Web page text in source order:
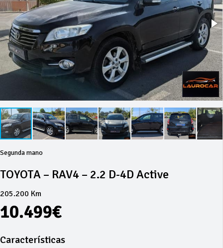
Segunda mano
TOYOTA – RAV4 – 2.2 D-4D Active
205.200 Km
10.499€
Características